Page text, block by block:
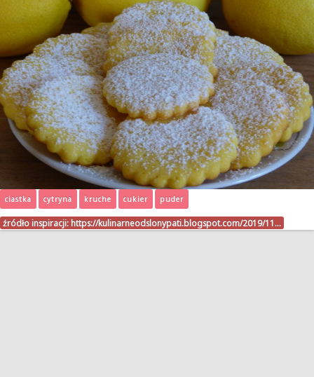
ciastka cytryna kruche cukier puder
źródło inspiracji: https://kulinarneodslonypati.blogspot.com/2019/11…